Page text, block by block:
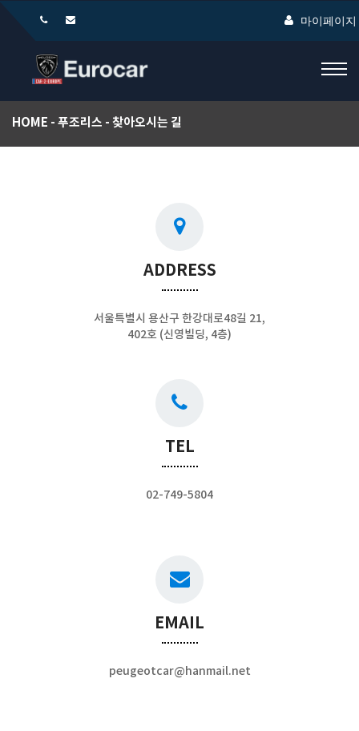
마이페이지
HOME 푸조리스 찾아오시는 길
ADDRESS
서울특별시 용산구 한강대로48길 21,
402호 (신영빌딩, 4층)
TEL
02-749-5804
EMAIL
peugeotcar@hanmail.net